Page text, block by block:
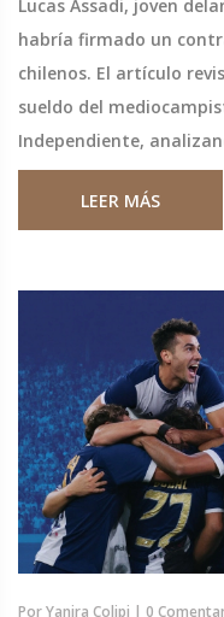
Lucas Assadi, joven
habría firmado un
chilenos. El artículo
sueldo del
Independiente,
sudamericano y las
LEER MÁS
PorYanira Colipi | 0